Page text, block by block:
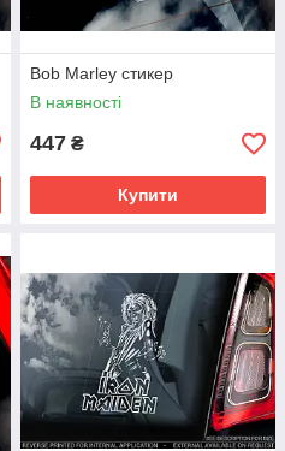
Bob Marley стикер
В наявності
447 ₴
Купити